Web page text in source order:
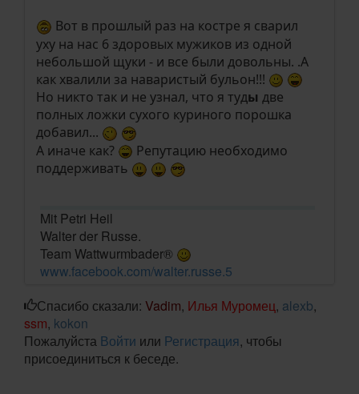
Вот в прошлый раз на костре я сварил
уху на нас 6 здоровых мужиков из одной
небольшой щуки - и все были довольны. .А
как хвалили за наваристый бульон!!!
Но никто так и не узнал, что я туды две
полных ложки сухого куриного порошка
добавил...
А иначе как?
Репутацию необходимо
поддерживать
Mit Petri Heil
Walter der Russe.
Team Wattwurmbader®
www.facebook.com/walter.russe.5
Спасибо сказали: Vadim, Илья Муромец, alexb,
ssm, kokon
Пожалуйста Войти или Регистрация, чтобы
присоединиться к беседе.